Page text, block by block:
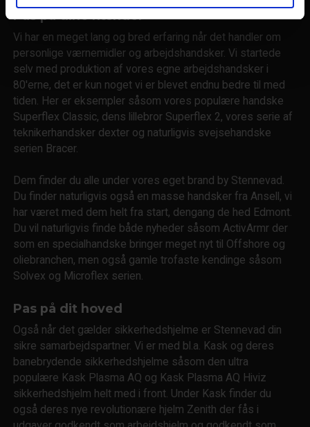
Pas på dine hænder
Vi har en meget lang og bred erfaring når det handler om
personlige værnemidler og arbejdshandsker. Vi startede
selv med produktion af vores egne arbejdshandsker i
80'erne, det er kun noget vi er blevet endnu bedre til med
tiden. Her er eksempler såsom vores populære handske
Superflex Classic, dens lillebror Superflex 2, vores serie af
teknikerhandsker dexter og naturligvis svejsehandske
serien Bracer.
Dem finder du alle under vores eget brand by Stennevad.
Du finder naturligvis også en masse handsker fra Ansell, vi
har været med dem helt fra start, dengang de hed Edmont.
Du vil naturligvis finde både nyheder såsom ActivArmr der
som en specialhandske bringer meget nyt til Offshore og
oliebranchen, men også gamle trofaste kendinge såsom
Solvex og Microflex serien.
Pas på dit hoved
Også når det gælder sikkerhedshjelme er Stennevad din
sikre samarbejdspartner. Vi er med bl.a. Kask og deres
banebrydende sikkerhedshjelme såsom den ultra
populære Kask Plasma AQ og Kask Plasma AQ Hiviz
sikkerhedshjelm helt med i front. Under Kask finder du
også deres nye revolutionære hjelm Zenith der fås i